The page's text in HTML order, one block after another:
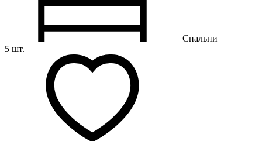
Спальни
5 шт.